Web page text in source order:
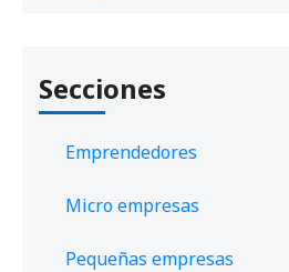
Secciones
Emprendedores
Micro empresas
Pequeñas empresas